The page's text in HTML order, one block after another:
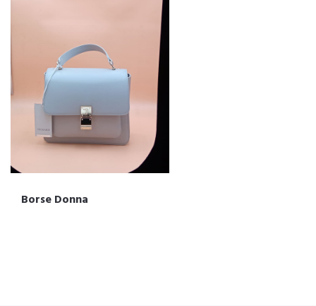
Borse Donna